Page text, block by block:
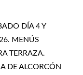
DÍA 4 Y
MENÚS
TERRAZA.
DE ALCORCÓN